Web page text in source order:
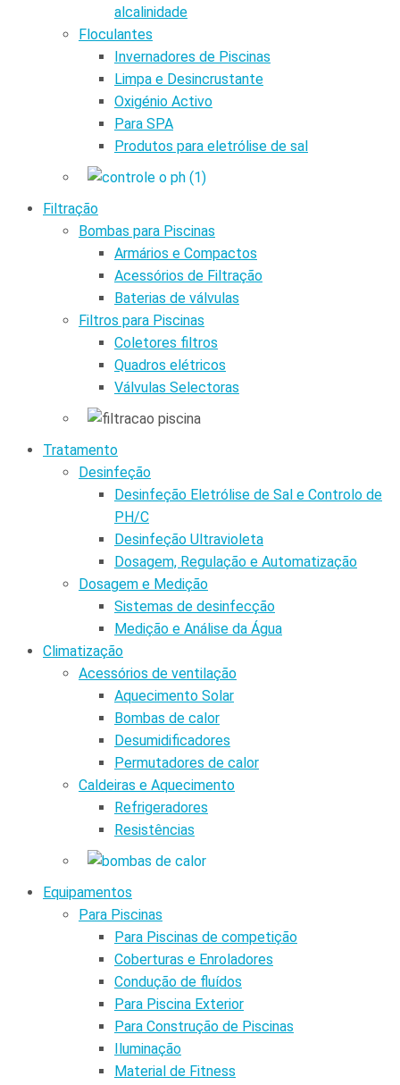
alcalinidade
Floculantes
Invernadores de Piscinas
Limpa e Desincrustante
Oxigénio Activo
Para SPA
Produtos para eletrólise de sal
Filtração
Bombas para Piscinas
Armários e Compactos
Acessórios de Filtração
Baterias de válvulas
Filtros para Piscinas
Coletores filtros
Quadros elétricos
Válvulas Selectoras
Tratamento
Desinfeção
Desinfeção Eletrólise de Sal e Controlo de
PH/C
Desinfeção Ultravioleta
Dosagem, Regulação e Automatização
Dosagem e Medição
Sistemas de desinfecção
Medição e Análise da Água
Climatização
Acessórios de ventilação
Aquecimento Solar
Bombas de calor
Desumidificadores
Permutadores de calor
Caldeiras e Aquecimento
Refrigeradores
Resistências
Equipamentos
Para Piscinas
Para Piscinas de competição
Coberturas e Enroladores
Condução de fluídos
Para Piscina Exterior
Para Construção de Piscinas
Iluminação
Material de Fitness